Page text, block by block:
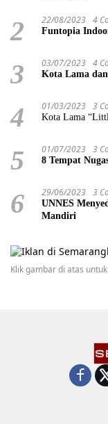
2 22/08/2023 4
Funtopia
3 03/07/2023 4
Kota Lama
4 01/03/2023 3
Kota Lama
5 01/07/2023 3
8 Tempat
6 29/06/2023 3
UNNES
Mandiri
Klik gambar di atas